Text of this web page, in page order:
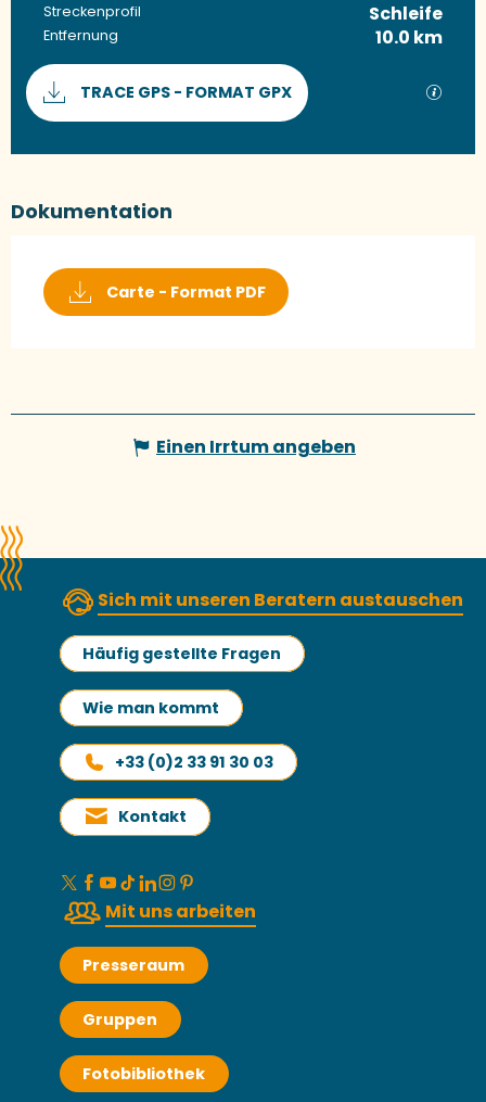
Streckenprofil Schleife
Entfernung 10.0 km
Dokumentation
TRACE GPS - FORMAT GPX Mit
Dokumentation
Carte - Format PDF
Einen Irrtum angeben
Sich mit unseren Beratern austauschen
Häufig gestellte Fragen
Wie man kommt
+33 (0)2 33 91 30 03
Kontakt
Mit uns arbeiten
Presseraum
Gruppen
Fotobibliothek